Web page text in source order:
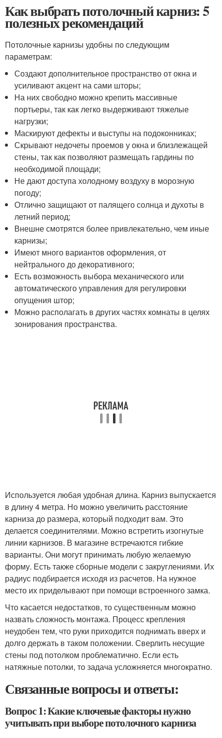
Как выбрать потолочный карниз: 5
полезных рекомендаций
Потолочные карнизы удобны по следующим
параметрам:
Создают дополнительное пространство от окна и
усиливают акцент на сами шторы;
На них свободно можно крепить массивные
портьеры, так как легко выдерживают тяжелые
нагрузки;
Маскируют дефекты и выступы на подоконниках;
Скрывают недочеты проемов у окна и близлежащей
стены, так как позволяют размещать гардины по
необходимой площади;
Не дают доступа холодному воздуху в морозную
погоду;
Отлично защищают от палящего солнца и духоты в
летний период;
Внешне смотрятся более привлекательно, чем иные
карнизы;
Имеют много вариантов оформления, от
нейтрального до декоративного;
Есть возможность выбора механического или
автоматического управления для регулировки
опущения штор;
Можно располагать в других частях комнаты в целях
зонирования пространства.
Используется любая удобная длина. Карниз выпускается
в длину 4 метра. Но можно увеличить расстояние
карниза до размера, который подходит вам. Это
делается соединителями. Можно встретить изогнутые
линии карнизов. В магазине встречаются гибкие
варианты. Они могут принимать любую желаемую
форму. Есть также сборные модели с закруглениями. Их
радиус подбирается исходя из расчетов. На нужное
место их приделывают при помощи встроенного замка.
Что касается недостатков, то существенным можно
назвать сложность монтажа. Процесс крепления
неудобен тем, что руки приходится поднимать вверх и
долго держать в таком положении. Сверлить несущие
стены под потолком проблематично. Если есть
натяжные потолки, то задача усложняется многократно.
Связанные вопросы и ответы:
Вопрос 1: Какие ключевые факторы нужно
учитывать при выборе потолочного карниза